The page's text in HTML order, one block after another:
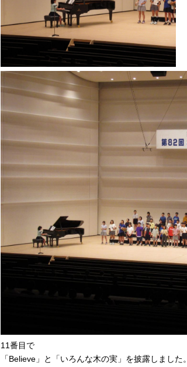
11番目で
「Believe」と「いろんな木の実」を披露しました。